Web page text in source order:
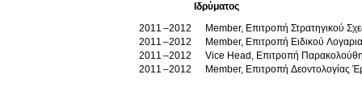
Ιδρύματος
2011
2012
Member, Επιτροπή Στρατηγικού
2011
2012
Member, Επιτροπή Ειδικού
2011
2012
Vice Head, Επιτροπή
2011
2012 Member, Επιτροπή Δεοντολογίας